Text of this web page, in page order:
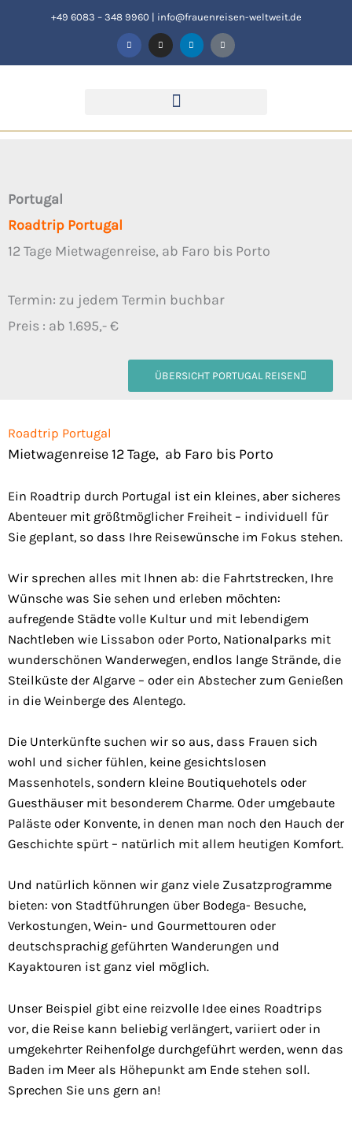
+49 6083 – 348 9960 | info@frauenreisen-weltweit.de
F
a
c
e
b
I
n
s
t
a
L
i
n
k
e
T
i
k
t
o
Portugal
Roadtrip Portugal
12 Tage Mietwagenreise, ab Faro bis Porto
Termin: zu jedem Termin buchbar
Preis : ab 1.695,- €
ÜBERSICHT PORTUGAL REISEN
Roadtrip Portugal
Mietwagenreise 12 Tage, ab Faro bis Porto
Ein Roadtrip durch Portugal ist ein kleines, aber sicheres
Abenteuer mit größtmöglicher Freiheit – individuell für
Sie geplant, so dass Ihre Reisewünsche im Fokus stehen.
Wir sprechen alles mit Ihnen ab: die Fahrtstrecken, Ihre
Wünsche was Sie sehen und erleben möchten:
aufregende Städte volle Kultur und mit lebendigem
Nachtleben wie Lissabon oder Porto, Nationalparks mit
wunderschönen Wanderwegen, endlos lange Strände, die
Steilküste der Algarve – oder ein Abstecher zum Genießen
in die Weinberge des Alentego.
Die Unterkünfte suchen wir so aus, dass Frauen sich
wohl und sicher fühlen, keine gesichtslosen
Massenhotels, sondern kleine Boutiquehotels oder
Guesthäuser mit besonderem Charme. Oder umgebaute
Paläste oder Konvente, in denen man noch den Hauch der
Geschichte spürt – natürlich mit allem heutigen Komfort.
Und natürlich können wir ganz viele Zusatzprogramme
bieten: von Stadtführungen über Bodega- Besuche,
Verkostungen, Wein- und Gourmettouren oder
deutschsprachig geführten Wanderungen und
Kayaktouren ist ganz viel möglich.
Unser Beispiel gibt eine reizvolle Idee eines Roadtrips
vor, die Reise kann beliebig verlängert, variiert oder in
umgekehrter Reihenfolge durchgeführt werden, wenn das
Baden im Meer als Höhepunkt am Ende stehen soll.
Sprechen Sie uns gern an!